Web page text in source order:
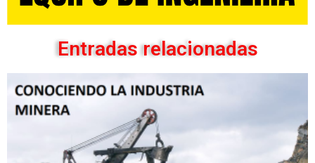
Entradas relacionadas